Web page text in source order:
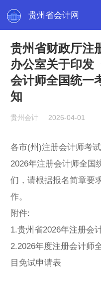
贵州省会计网
贵州省财政厅注
办公室关于印发
会计师全国统一
知
贵州会计 2026-04-01
各市(州)注册会计师考
2026年注册会计师全国
们，请根据报名简章要
作。
附件:
1.贵州省2026年注册会
2.2026年度注册会计师
目免试申请表